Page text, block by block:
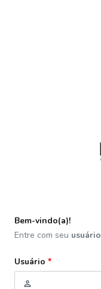
Bem-vindo(a)!
Entre com seu usuário
Usuário *
person